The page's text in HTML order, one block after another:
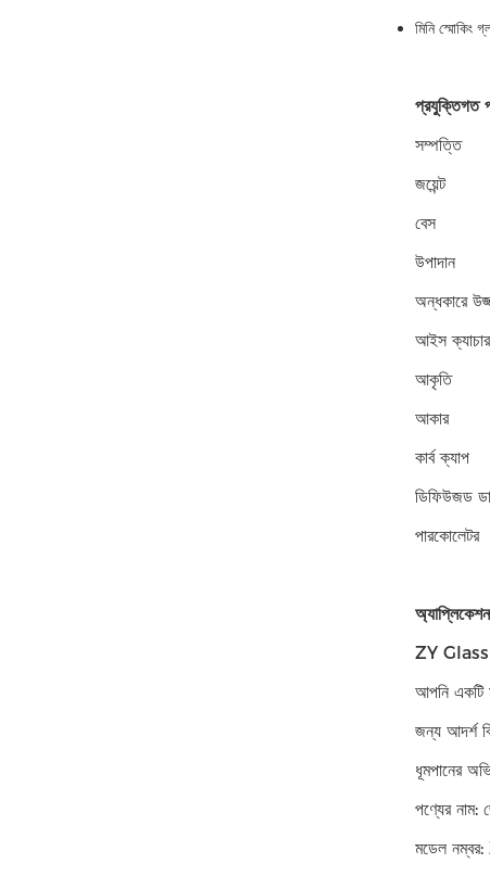
মিনি স্মোকিং
প্রযুক্তিগত
সম্পত্তি
জয়েন্ট
বেস
উপাদান
অন্ধকারে
আইস ক্যাচার
আকৃতি
আকার
কার্ব ক্যাপ
ডিফিউজড
পারকোলেটর
ZY Glass
আপনি একটি
জন্য আদর্শ
ধূমপানের
পণ্যের নাম:
মডেল